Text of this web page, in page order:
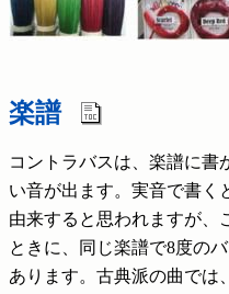
楽譜
コントラバスは、楽譜に書
い音が出ます。実音で書く
由来すると思われますが、
ときに、同じ楽譜で8度の
あります。古典派の曲では